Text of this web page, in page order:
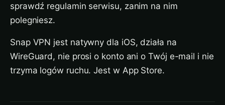
sprawdź regulamin serwisu, zanim na nim
polegniesz.
Snap VPN jest natywny dla iOS, działa na
WireGuard, nie prosi o konto ani o Twój e-mail i nie
trzyma logów ruchu. Jest w App Store.